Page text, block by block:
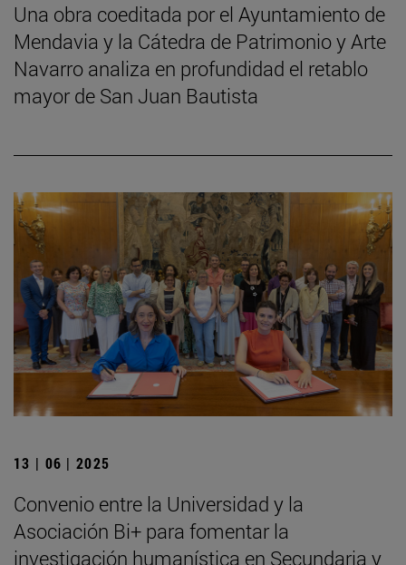
Una obra coeditada por el Ayuntamiento de
Mendavia y la Cátedra de Patrimonio y Arte
Navarro analiza en profundidad el retablo
mayor de San Juan Bautista
13 | 06 | 2025
Convenio entre la Universidad y la
Asociación Bi+ para fomentar la
investigación humanística en Secundaria y